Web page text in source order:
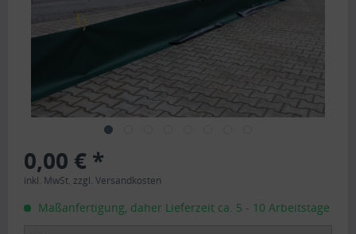
0,00 € *
inkl. MwSt. zzgl. Versandkosten
Maßanfertigung, daher Lieferzeit ca. 5 - 10 Arbeitstage